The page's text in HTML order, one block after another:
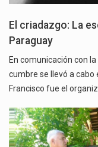
El criadazgo: La
Paraguay
En comunicación con
cumbre se llevó a cabo
Francisco fue el